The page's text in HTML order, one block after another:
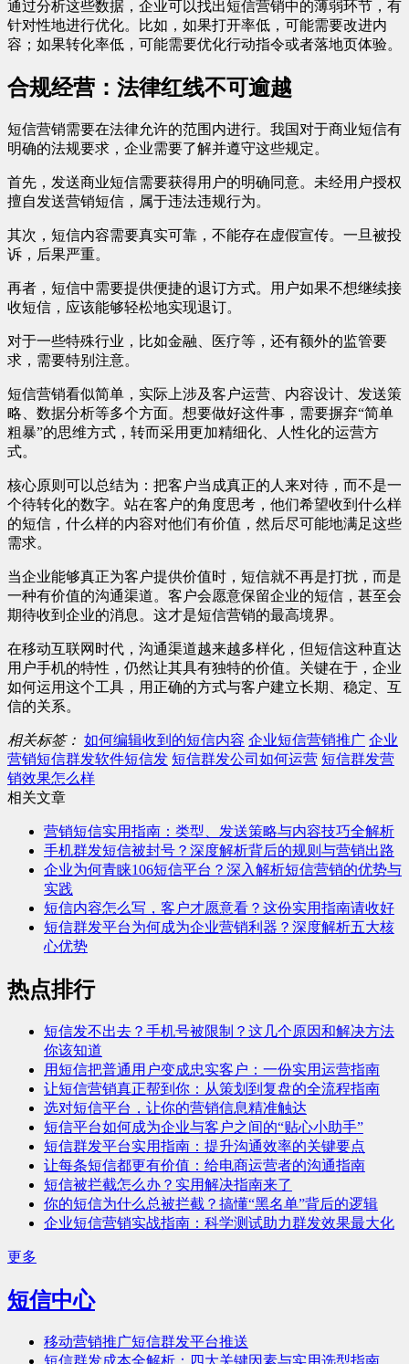
通过分析这些数据，企业可以找出短信营销中的薄弱环节，有
针对性地进行优化。比如，如果打开率低，可能需要改进内
容；如果转化率低，可能需要优化行动指令或者落地页体验。
合规经营：法律红线不可逾越
短信营销需要在法律允许的范围内进行。我国对于商业短信有
明确的法规要求，企业需要了解并遵守这些规定。
首先，发送商业短信需要获得用户的明确同意。未经用户授权
擅自发送营销短信，属于违法违规行为。
其次，短信内容需要真实可靠，不能存在虚假宣传。一旦被投
诉，后果严重。
再者，短信中需要提供便捷的退订方式。用户如果不想继续接
收短信，应该能够轻松地实现退订。
对于一些特殊行业，比如金融、医疗等，还有额外的监管要
求，需要特别注意。
短信营销看似简单，实际上涉及客户运营、内容设计、发送策
略、数据分析等多个方面。想要做好这件事，需要摒弃“简单
粗暴”的思维方式，转而采用更加精细化、人性化的运营方
式。
核心原则可以总结为：把客户当成真正的人来对待，而不是一
个待转化的数字。站在客户的角度思考，他们希望收到什么样
的短信，什么样的内容对他们有价值，然后尽可能地满足这些
需求。
当企业能够真正为客户提供价值时，短信就不再是打扰，而是
一种有价值的沟通渠道。客户会愿意保留企业的短信，甚至会
期待收到企业的消息。这才是短信营销的最高境界。
在移动互联网时代，沟通渠道越来越多样化，但短信这种直达
用户手机的特性，仍然让其具有独特的价值。关键在于，企业
如何运用这个工具，用正确的方式与客户建立长期、稳定、互
信的关系。
相关标签： 如何编辑收到的短信内容 企业短信营销推广 企业
营销短信群发软件短信发 短信群发公司如何运营 短信群发营
销效果怎么样
相关文章
营销短信实用指南：类型、发送策略与内容技巧全解析
手机群发短信被封号？深度解析背后的规则与营销出路
企业为何青睐106短信平台？深入解析短信营销的优势与
实践
短信内容怎么写，客户才愿意看？这份实用指南请收好
短信群发平台为何成为企业营销利器？深度解析五大核
心优势
热点排行
短信发不出去？手机号被限制？这几个原因和解决方法
你该知道
用短信把普通用户变成忠实客户：一份实用运营指南
让短信营销真正帮到你：从策划到复盘的全流程指南
选对短信平台，让你的营销信息精准触达
短信平台如何成为企业与客户之间的“贴心小助手”
短信群发平台实用指南：提升沟通效率的关键要点
让每条短信都更有价值：给电商运营者的沟通指南
短信被拦截怎么办？实用解决指南来了
你的短信为什么总被拦截？搞懂“黑名单”背后的逻辑
企业短信营销实战指南：科学测试助力群发效果最大化
更多
短信中心
移动营销推广短信群发平台推送
短信群发成本全解析：四大关键因素与实用选型指南